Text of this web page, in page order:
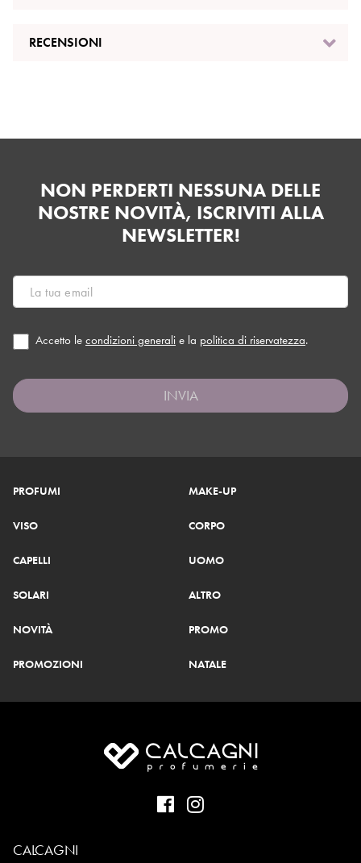
RECENSIONI
NON PERDERTI NESSUNA DELLE
NOSTRE NOVITÀ, ISCRIVITI ALLA
NEWSLETTER!
Accetto le condizioni generali e la politica di riservatezza.
INVIA
PROFUMI MAKE-UP
VISO CORPO
CAPELLI UOMO
SOLARI ALTRO
NOVITÀ PROMO
PROMOZIONI NATALE
CALCAGNI